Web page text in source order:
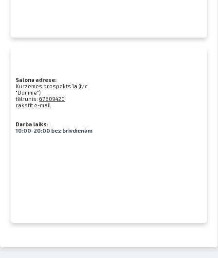
Salona adrese:
Kurzemes prospekts 1a (t/c
"Damme")
tālrunis: 67809420
rakstīt e-mail
Darba laiks:
10:00-20:00 bez brīvdienām